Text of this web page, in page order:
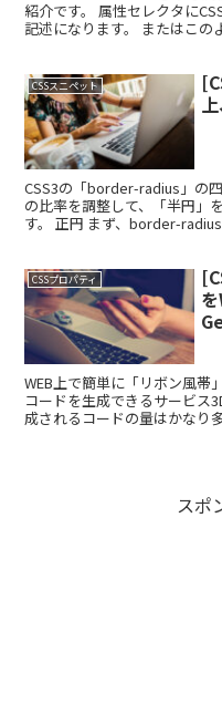
紹介です。 属性セレクタに
記述になります。 またはこの
CSSスニペット
CSS3の「border-radius」の
の比率を調整して、「半円」
す。 正円 まず、border-
CSSプロパティ
WEB上で簡単に「リボン風帯
コードを生成できるサービス
成されるコードの量はかなり
スポ